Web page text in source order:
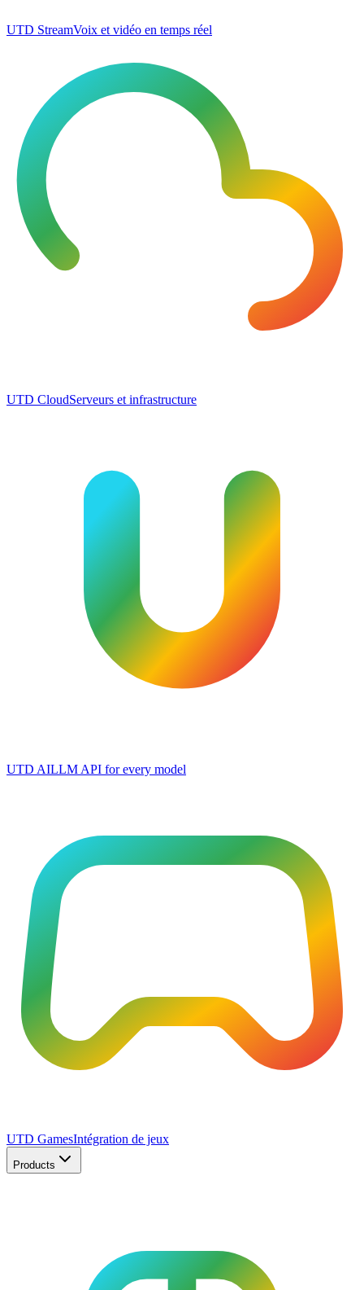
UTD StreamVoix et vidéo en temps réel
UTD CloudServeurs et infrastructure
UTD AILLM API for every model
UTD GamesIntégration de jeux
Products